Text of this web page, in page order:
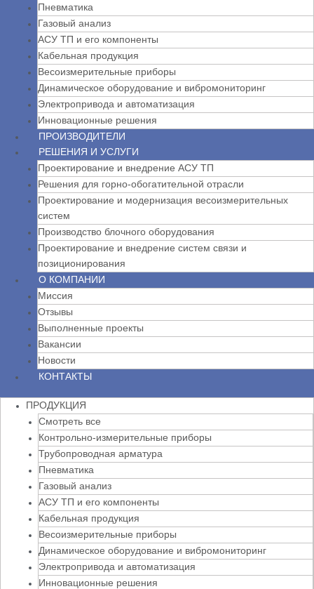
Пневматика
Газовый анализ
АСУ ТП и его компоненты
Кабельная продукция
Весоизмерительные приборы
Динамическое оборудование и вибромониторинг
Электропривода и автоматизация
Инновационные решения
ПРОИЗВОДИТЕЛИ
РЕШЕНИЯ И УСЛУГИ
Проектирование и внедрение АСУ ТП
Решения для горно-обогатительной отрасли
Проектирование и модернизация весоизмерительных
систем
Производство блочного оборудования
Проектирование и внедрение систем связи и
позиционирования
О КОМПАНИИ
Миссия
Отзывы
Выполненные проекты
Вакансии
Новости
КОНТАКТЫ
ПРОДУКЦИЯ
Смотреть все
Контрольно-измерительные приборы
Трубопроводная арматура
Пневматика
Газовый анализ
АСУ ТП и его компоненты
Кабельная продукция
Весоизмерительные приборы
Динамическое оборудование и вибромониторинг
Электропривода и автоматизация
Инновационные решения